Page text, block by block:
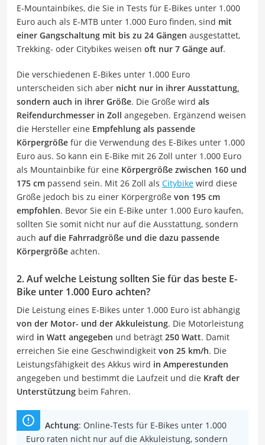
E-Mountainbikes, die Sie in Tests für E-Bikes unter 1.000
Euro auch als E-MTB unter 1.000 Euro finden, sind mit
einer Gangschaltung mit bis zu 24 Gängen ausgestattet,
Trekking- oder Citybikes weisen oft nur 7 Gänge auf.
Die verschiedenen E-Bikes unter 1.000 Euro
unterscheiden sich aber nicht nur in ihrer Ausstattung,
sondern auch in ihrer Größe. Die Größe wird als
Reifendurchmesser in Zoll angegeben. Ergänzend weisen
die Hersteller eine Empfehlung als passende
Körpergröße für die Verwendung des E-Bikes unter 1.000
Euro aus. So kann ein E-Bike mit 26 Zoll unter 1.000 Euro
als Mountainbike für eine Körpergröße zwischen 160 und
175 cm passend sein. Mit 26 Zoll als Citybike wird diese
Größe jedoch bis zu einer Körpergröße von 195 cm
empfohlen. Bevor Sie ein E-Bike unter 1.000 Euro kaufen,
sollten Sie somit nicht nur auf die Ausstattung, sondern
auch auf die Fahrradgröße und die dazu passende
Körpergröße achten.
2. Auf welche Leistung sollten Sie für das beste E-
Bike unter 1.000 Euro achten?
Die Leistung eines E-Bikes unter 1.000 Euro ist abhängig
von der Motor- und der Akkuleistung. Die Motorleistung
wird in Watt angegeben und beträgt 250 Watt. Damit
erreichen Sie eine Geschwindigkeit von 25 km/h. Die
Leistungsfähigkeit des Akkus wird in Amperestunden
angegeben und bestimmt die Laufzeit und die Kraft der
Unterstützung beim Fahren.
Achtung: Online-Tests für E-Bikes unter 1.000
Euro raten nicht nur auf die Akkuleistung, sondern